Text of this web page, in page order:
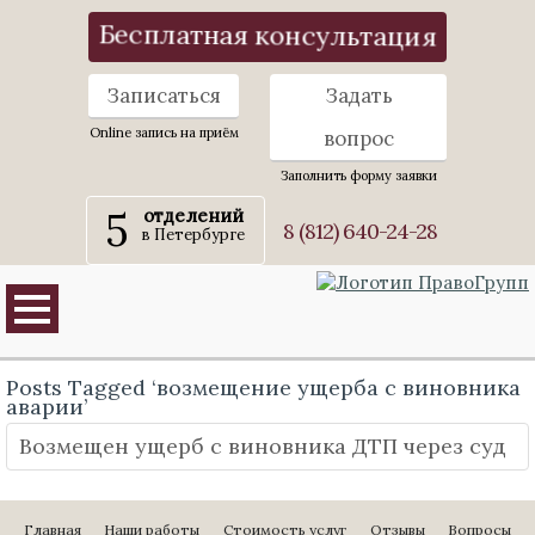
Бесплатная консультация
Записаться
Online запись на приём
Задать
вопрос
Заполнить форму заявки
5 отделений
в Петербурге 8 (812) 640-24-28
Posts Tagged ‘возмещение ущерба с виновника
аварии’
Возмещен ущерб с виновника ДТП через суд
Главная Наши работы Стоимость услуг Отзывы
Вопросы